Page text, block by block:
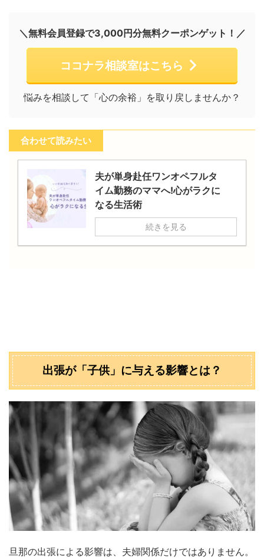
＼無料会員登録で3,000円分無料クーポンゲット！／
ココナラ相談室はこちら
悩みを相談して「心の余裕」を取り戻しませんか？
合わせて読みたい
夫が単身赴任ワンオペフルタ
イム勤務のママへ!心がラクに
なる生活術
続きを見る
出張が「子供」に与える影響とは？
旦那の出張による影響は、夫婦関係だけではありません。